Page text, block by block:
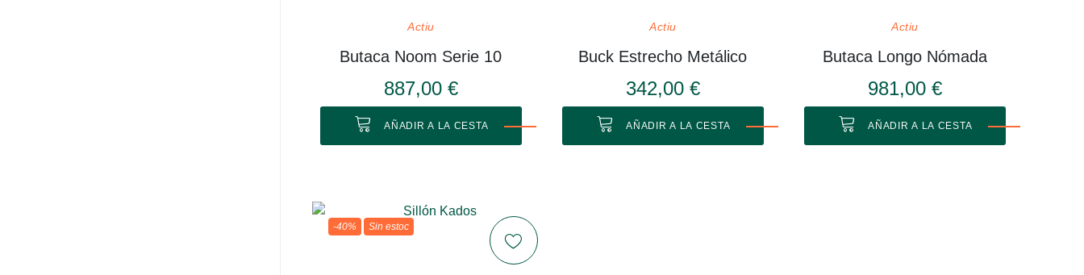
Actiu
Butaca Noom Serie 10
887,00 €
AÑADIR A LA CESTA
Actiu
Buck Estrecho Metálico
342,00 €
AÑADIR A LA CESTA
Actiu
Butaca Longo Nómada
981,00 €
AÑADIR A LA CESTA
-40% Sin estoc